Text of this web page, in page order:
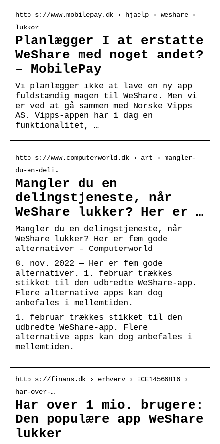
http s://www.mobilepay.dk › hjaelp › weshare ›
lukker
Planlægger I at erstatte
WeShare med noget andet?
– MobilePay
Vi planlægger ikke at lave en ny app
fuldstændig magen til WeShare. Men vi
er ved at gå sammen med Norske Vipps
AS. Vipps-appen har i dag en
funktionalitet, …
http s://www.computerworld.dk › art › mangler-
du-en-deli…
Mangler du en
delingstjeneste, når
WeShare lukker? Her er …
Mangler du en delingstjeneste, når
WeShare lukker? Her er fem gode
alternativer – Computerworld
8. nov. 2022 — Her er fem gode
alternativer. 1. februar trækkes
stikket til den udbredte WeShare-app.
Flere alternative apps kan dog
anbefales i mellemtiden.
1. februar trækkes stikket til den
udbredte WeShare-app. Flere
alternative apps kan dog anbefales i
mellemtiden.
http s://finans.dk › erhverv › ECE14566816 ›
har-over-…
Har over 1 mio. brugere:
Den populære app WeShare
lukker